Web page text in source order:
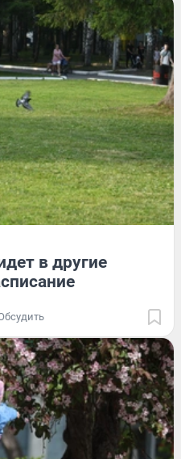
в другие